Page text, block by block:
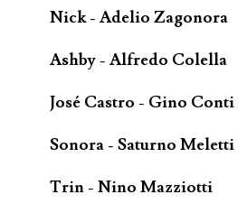
Nick - Adelio Zagonora
Ashby - Alfredo Colella
José Castro - Gino Conti
Sonora - Saturno Meletti
Trin - Nino Mazziotti